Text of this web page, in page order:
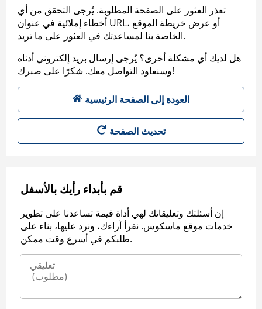
تعذر العثور على الصفحة المطلوبة. يُرجى التحقق من أي
أخطاء إملائية في عنوان URL، أو عرض خريطة الموقع
الخاصة بنا لمساعدتك في العثور على ما تريد.
هل لديك أي مشكلة أخرى؟ يُرجى إرسال بريد إلكتروني أدناه
وسنعاود التواصل معك. شكرًا على صبرك!
العودة إلى الصفحة الرئيسية
تحديث الصفحة
قم بأبداء رأيك بالأسفل
إن أسئلتك وتعليقاتك لهي أداة قيمة تساعدنا على تطوير
خدمات موقع ماسكوس. نقرأ آراءك، ونرد عليها، بناء على
طلبكم في أسرع وقت ممكن.